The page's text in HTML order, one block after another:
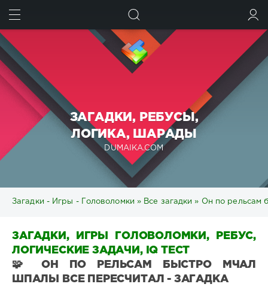
ЗАГАДКИ, РЕБУСЫ,
ЛОГИКА, ШАРАДЫ
DUMAIKA.COM
Загадки - Игры - Головоломки » Все загадки » Он по рельсам
ЗАГАДКИ, ИГРЫ ГОЛОВОЛОМКИ, РЕБУС,
ЛОГИЧЕСКИЕ ЗАДАЧИ, IQ ТЕСТ
🧩 ОН ПО РЕЛЬСАМ БЫСТРО МЧАЛ
ШПАЛЫ ВСЕ ПЕРЕСЧИТАЛ - ЗАГАДКА